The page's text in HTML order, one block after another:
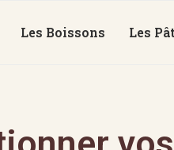
Les Boissons Les